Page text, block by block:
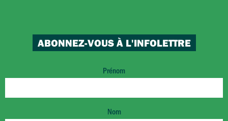
ABONNEZ-VOUS À L'INFOLETTRE
Prénom
Nom